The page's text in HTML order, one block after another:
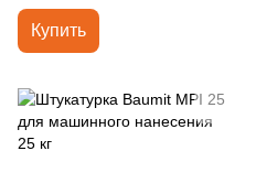
Купить